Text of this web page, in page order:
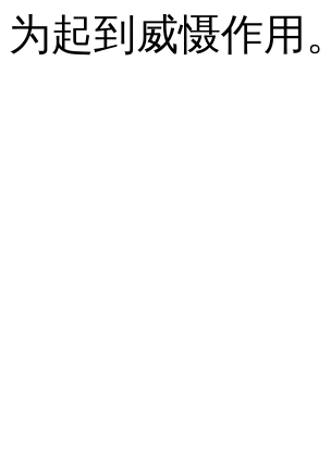
为起到威慑作用。